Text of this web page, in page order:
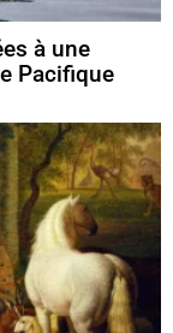
à une
Pacifique